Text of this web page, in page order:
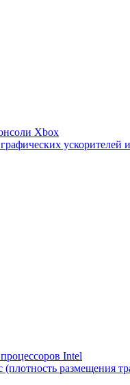
Xbox
ускорителей
Intel
(плотность размещения